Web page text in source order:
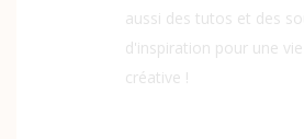
aussi des tutos et des
d'inspiration pour une
créative !